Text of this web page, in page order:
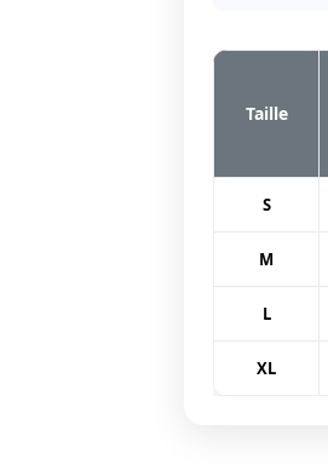
Taille
S
M
L
XL